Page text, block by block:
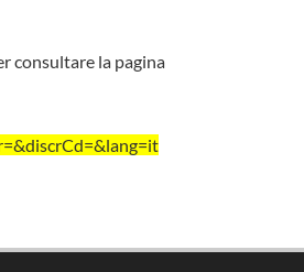
consultare la pagina